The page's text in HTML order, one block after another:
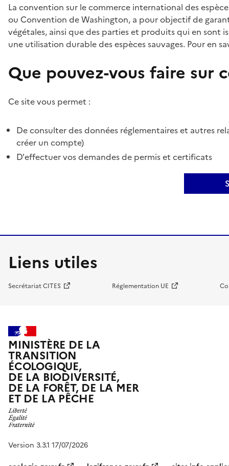
La convention sur le commerce international des
ou Convention de Washington, a pour objectif de
végétales, ainsi que des parties et produits qui en sont
une utilisation durable des espèces sauvages. Pour en
Que pouvez-vous faire sur
Ce site vous permet :
De consulter des données réglementaires et autres
créer un compte)
D'effectuer vos demandes de permis et certificats
Liens utiles
Secrétariat CITES Réglementation UE
MINISTÈRE DE LA
TRANSITION
ÉCOLOGIQUE,
DE LA BIODIVERSITÉ,
DE LA FORÊT, DE LA MER
ET DE LA PÊCHE
Version 3.3.1 17/07/2026